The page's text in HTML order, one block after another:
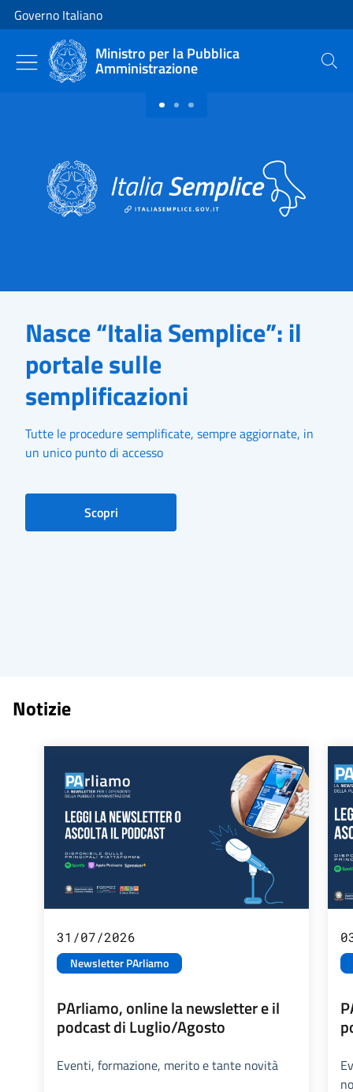
Vai al contenuto
Vai alla navigazione del sito
Governo Italiano
Ministro per la Pubblica
Amministrazione Cerca
Nasce “Italia Semplice”: il
portale sulle
semplificazioni
Tutte le procedure semplificate, sempre aggiornate, in
un unico punto di accesso
Scopri
Notizie
Newsletter PArliamo
31/07/2026
PArliamo, online la newsletter e il
podcast di Luglio/Agosto
Eventi, formazione, merito e tante novità